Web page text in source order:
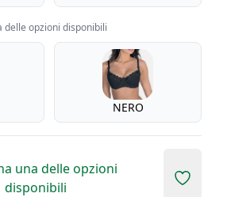
delle opzioni disponibili
NERO
una delle opzioni
disponibili
Add to